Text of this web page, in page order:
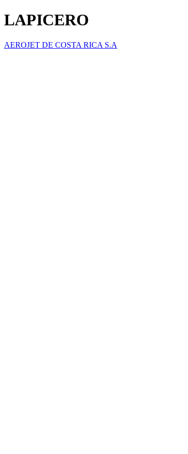
LAPICERO
AEROJET DE COSTA RICA S.A